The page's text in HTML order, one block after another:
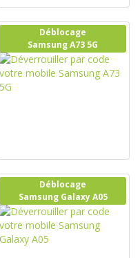
Déblocage
Samsung A73 5G
Déblocage
Samsung Galaxy A05